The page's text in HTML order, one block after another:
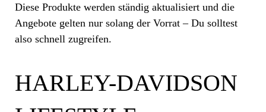
Diese Produkte werden ständig aktualisiert und die
Angebote gelten nur solang der Vorrat – Du solltest
also schnell zugreifen.
HARLEY-DAVIDSON